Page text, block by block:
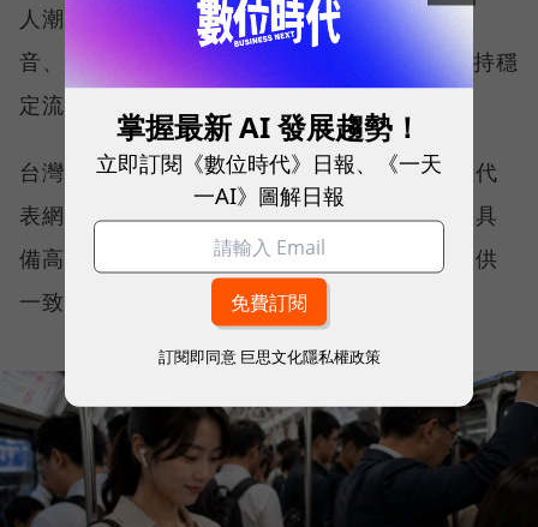
人潮密集場域，或是在高速移動時觀看串流影
音、傳送 LINE 訊息、分享社群動態，確保維持穩
定流暢，不因環境改變而明顯降速。
台灣大哥大能同時拿下這兩項全台第一，不僅代
表網路速度表現優異，更證明其網路基礎建設具
備高度穩定性與韌性，能在各種使用情境下提供
一致且可靠的連線品質。
掌握最新 AI 發展趨勢！
立即訂閱《數位時代》日報、《一天
一AI》圖解日報
訂閱即同意 巨思文化隱私權政策